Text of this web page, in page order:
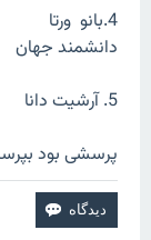
4.بانو ورتا
دانشمند جهان
5. آرشیت دانا استاد بانو ورتا
پرسشی بود